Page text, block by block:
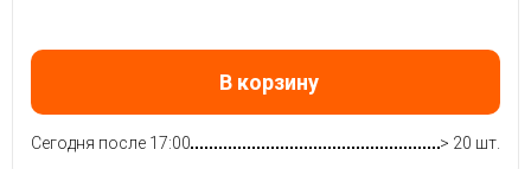
В корзину
Сегодня после 17:00 > 20 шт.